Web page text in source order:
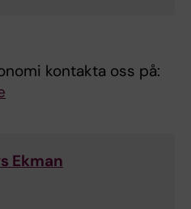
kontakta oss på:
Ekman